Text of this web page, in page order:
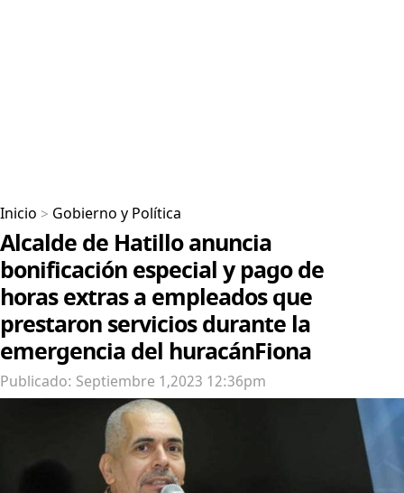
Inicio > Gobierno y Política
Alcalde de Hatillo anuncia
bonificación especial y pago de
horas extras a empleados que
prestaron servicios durante la
emergencia del huracánFiona
Publicado: Septiembre 1,2023 12:36pm